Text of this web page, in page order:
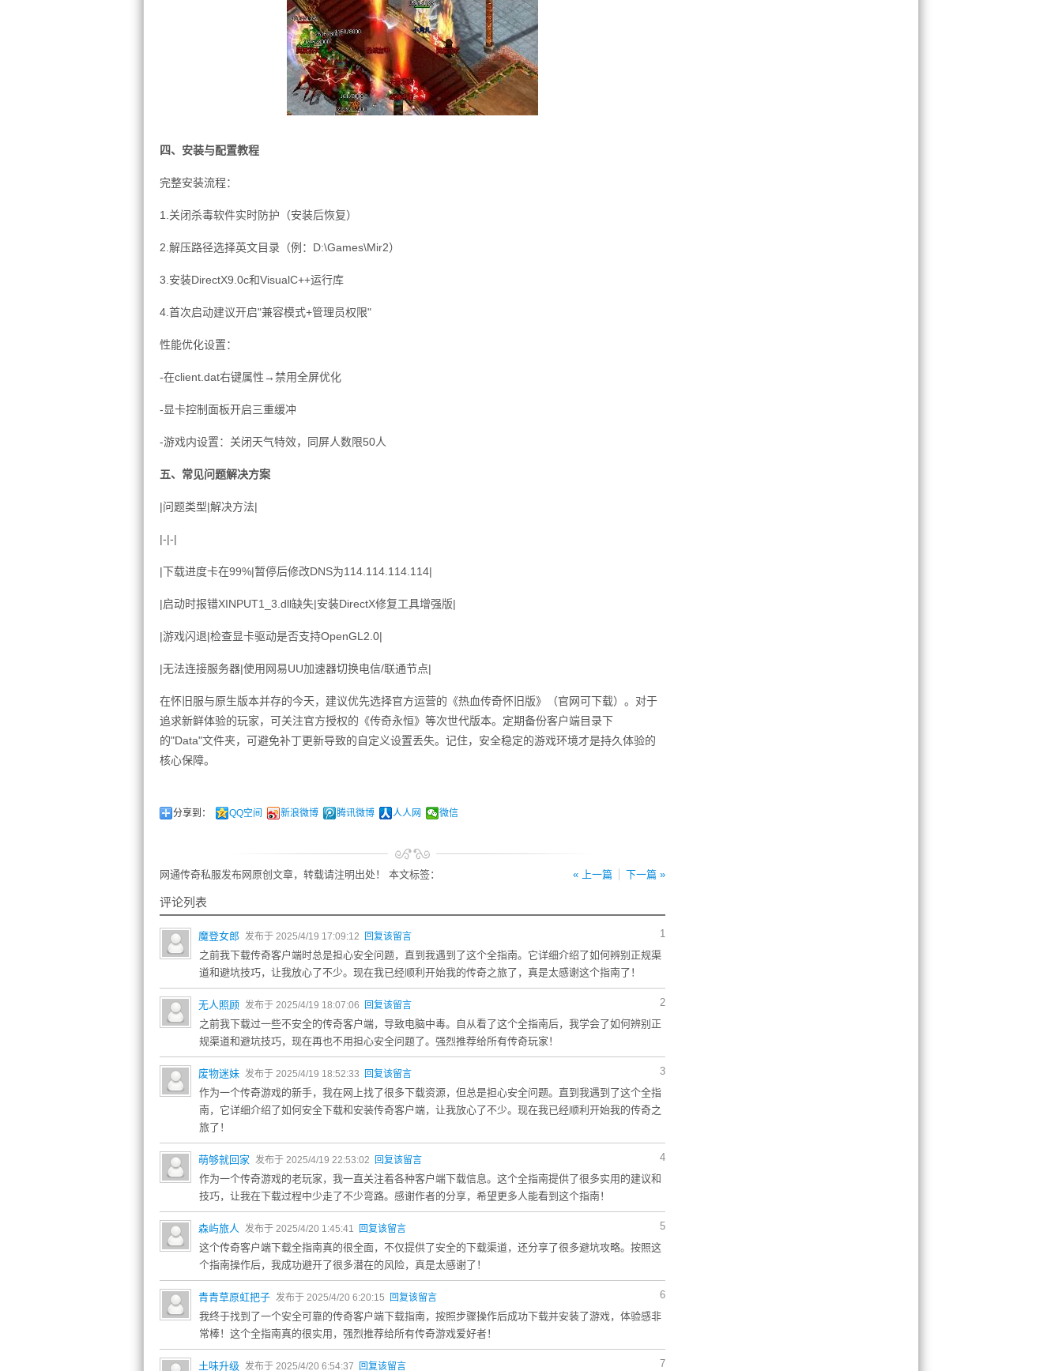
四、安装与配置教程
完整安装流程：
1.关闭杀毒软件实时防护（安装后恢复）
2.解压路径选择英文目录（例：D:\Games\Mir2）
3.安装DirectX9.0c和VisualC++运行库
4.首次启动建议开启"兼容模式+管理员权限"
性能优化设置：
-在client.dat右键属性→禁用全屏优化
-显卡控制面板开启三重缓冲
-游戏内设置：关闭天气特效，同屏人数限50人
五、常见问题解决方案
|问题类型|解决方法|
|-|-|
|下载进度卡在99%|暂停后修改DNS为114.114.114.114|
|启动时报错XINPUT1_3.dll缺失|安装DirectX修复工具增强版|
|游戏闪退|检查显卡驱动是否支持OpenGL2.0|
|无法连接服务器|使用网易UU加速器切换电信/联通节点|
在怀旧服与原生版本并存的今天，建议优先选择官方运营的《热血传奇怀旧版》（官网可下载）。对于
追求新鲜体验的玩家，可关注官方授权的《传奇永恒》等次世代版本。定期备份客户端目录下
的"Data"文件夹，可避免补丁更新导致的自定义设置丢失。记住，安全稳定的游戏环境才是持久体验的
核心保障。
分享到： QQ空间 新浪微博 腾讯微博 人人网 微信
« 上一篇 下一篇 »
网通传奇私服发布网原创文章，转载请注明出处！ 本文标签：
评论列表
1
魔登女郎 发布于 2025/4/19 17:09:12 回复该留言
之前我下载传奇客户端时总是担心安全问题，直到我遇到了这个全指南。它详细介绍了如何辨别正规渠
道和避坑技巧，让我放心了不少。现在我已经顺利开始我的传奇之旅了，真是太感谢这个指南了！
2
无人照顾 发布于 2025/4/19 18:07:06 回复该留言
之前我下载过一些不安全的传奇客户端，导致电脑中毒。自从看了这个全指南后，我学会了如何辨别正
规渠道和避坑技巧，现在再也不用担心安全问题了。强烈推荐给所有传奇玩家！
3
废物迷妹 发布于 2025/4/19 18:52:33 回复该留言
作为一个传奇游戏的新手，我在网上找了很多下载资源，但总是担心安全问题。直到我遇到了这个全指
南，它详细介绍了如何安全下载和安装传奇客户端，让我放心了不少。现在我已经顺利开始我的传奇之
旅了！
4
萌够就回家 发布于 2025/4/19 22:53:02 回复该留言
作为一个传奇游戏的老玩家，我一直关注着各种客户端下载信息。这个全指南提供了很多实用的建议和
技巧，让我在下载过程中少走了不少弯路。感谢作者的分享，希望更多人能看到这个指南！
5
森屿旅人 发布于 2025/4/20 1:45:41 回复该留言
这个传奇客户端下载全指南真的很全面，不仅提供了安全的下载渠道，还分享了很多避坑攻略。按照这
个指南操作后，我成功避开了很多潜在的风险，真是太感谢了！
6
青青草原虹把子 发布于 2025/4/20 6:20:15 回复该留言
我终于找到了一个安全可靠的传奇客户端下载指南，按照步骤操作后成功下载并安装了游戏，体验感非
常棒！这个全指南真的很实用，强烈推荐给所有传奇游戏爱好者！
7
土味升级 发布于 2025/4/20 6:54:37 回复该留言